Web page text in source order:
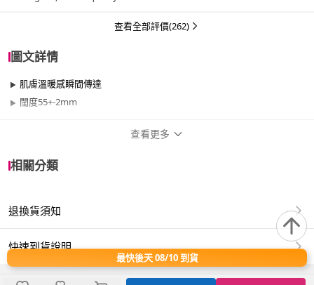
查看全部評價(262)
圖文詳情
肌膚溫暖感瞬間傳達
闊度55+-2mm
類型
尺寸 0.01mm、55mm以上
款式 一般、平滑
查看更多
相關分類
退換貨須知
快速到貨說明
最快後天 08/10 到貨